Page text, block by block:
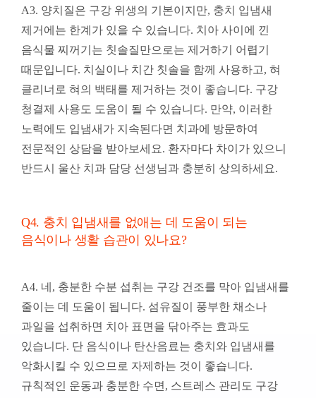
A3. 양치질은 구강 위생의 기본이지만, 충치 입냄새
제거에는 한계가 있을 수 있습니다. 치아 사이에 낀
음식물 찌꺼기는 칫솔질만으로는 제거하기 어렵기
때문입니다. 치실이나 치간 칫솔을 함께 사용하고, 혀
클리너로 혀의 백태를 제거하는 것이 좋습니다. 구강
청결제 사용도 도움이 될 수 있습니다. 만약, 이러한
노력에도 입냄새가 지속된다면 치과에 방문하여
전문적인 상담을 받아보세요. 환자마다 차이가 있으니
반드시 울산 치과 담당 선생님과 충분히 상의하세요.
Q4. 충치 입냄새를 없애는 데 도움이 되는
음식이나 생활 습관이 있나요?
A4. 네, 충분한 수분 섭취는 구강 건조를 막아 입냄새를
줄이는 데 도움이 됩니다. 섬유질이 풍부한 채소나
과일을 섭취하면 치아 표면을 닦아주는 효과도
있습니다. 단 음식이나 탄산음료는 충치와 입냄새를
악화시킬 수 있으므로 자제하는 것이 좋습니다.
규칙적인 운동과 충분한 수면, 스트레스 관리도 구강